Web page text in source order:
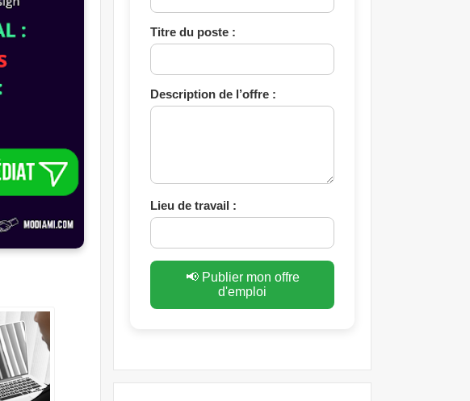
Titre du poste :
Description de l’offre :
Lieu de travail :
📢 Publier mon offre
d'emploi